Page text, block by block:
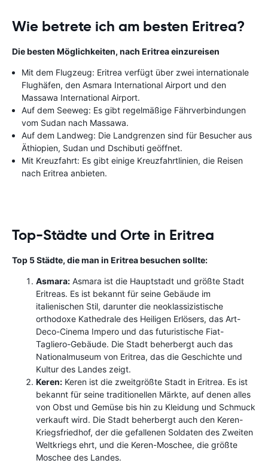
Wie betrete ich am besten Eritrea?
Die besten Möglichkeiten, nach Eritrea einzureisen
Mit dem Flugzeug: Eritrea verfügt über zwei internationale
Flughäfen, den Asmara International Airport und den
Massawa International Airport.
Auf dem Seeweg: Es gibt regelmäßige Fährverbindungen
vom Sudan nach Massawa.
Auf dem Landweg: Die Landgrenzen sind für Besucher aus
Äthiopien, Sudan und Dschibuti geöffnet.
Mit Kreuzfahrt: Es gibt einige Kreuzfahrtlinien, die Reisen
nach Eritrea anbieten.
Top-Städte und Orte in Eritrea
Top 5 Städte, die man in Eritrea besuchen sollte:
Asmara: Asmara ist die Hauptstadt und größte Stadt
Eritreas. Es ist bekannt für seine Gebäude im
italienischen Stil, darunter die neoklassizistische
orthodoxe Kathedrale des Heiligen Erlösers, das Art-
Deco-Cinema Impero und das futuristische Fiat-
Tagliero-Gebäude. Die Stadt beherbergt auch das
Nationalmuseum von Eritrea, das die Geschichte und
Kultur des Landes zeigt.
Keren: Keren ist die zweitgrößte Stadt in Eritrea. Es ist
bekannt für seine traditionellen Märkte, auf denen alles
von Obst und Gemüse bis hin zu Kleidung und Schmuck
verkauft wird. Die Stadt beherbergt auch den Keren-
Kriegsfriedhof, der die gefallenen Soldaten des Zweiten
Weltkriegs ehrt, und die Keren-Moschee, die größte
Moschee des Landes.